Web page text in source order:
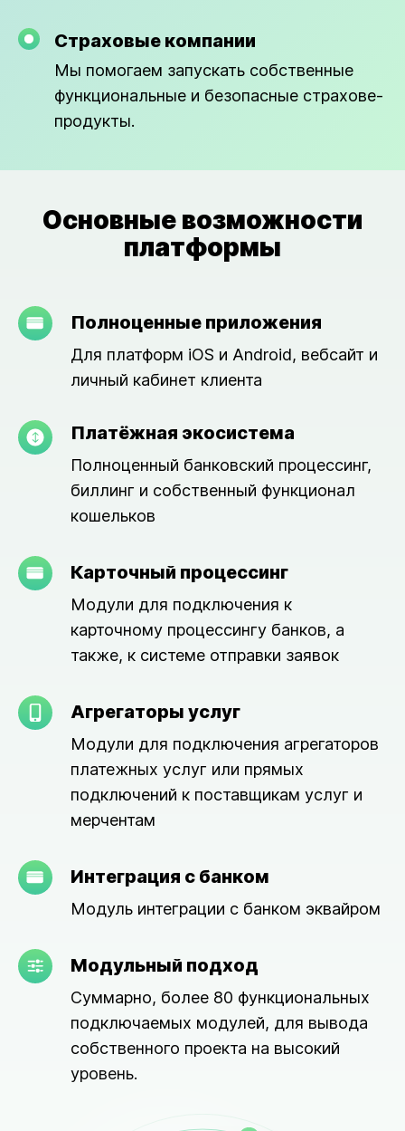
Страховые компании
Мы помогаем запускать собственные
функциональные и безопасные страхове-
продукты.
Основные возможности
платформы
Полноценные приложения
Для платформ iOS и Android, вебсайт и
личный кабинет клиента
Платёжная экосистема
Полноценный банковский процессинг,
биллинг и собственный функционал
кошельков
Карточный процессинг
Модули для подключения к
карточному процессингу банков, а
также, к системе отправки заявок
Агрегаторы услуг
Модули для подключения агрегаторов
платежных услуг или прямых
подключений к поставщикам услуг и
мерчентам
Интеграция с банком
Модуль интеграции с банком эквайром
Модульный подход
Суммарно, более 80 функциональных
подключаемых модулей, для вывода
собственного проекта на высокий
уровень.